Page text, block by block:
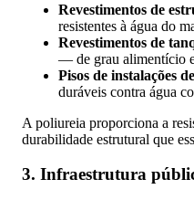
Revestimentos de
resistentes à água do
Revestimentos de
— de grau alimentício
Pisos de instalações
duráveis contra água
A poliureia proporciona a
durabilidade estrutural que
3. Infraestrutura